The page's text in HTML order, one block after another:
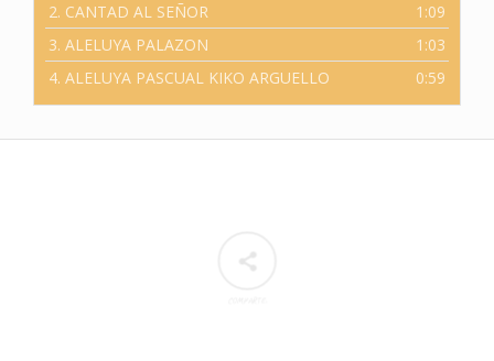
2. CANTAD AL SEÑOR
1:09
3. ALELUYA PALAZON
1:03
4. ALELUYA PASCUAL KIKO ARGUELLO 0:59